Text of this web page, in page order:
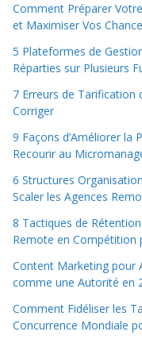
Comment Préparer
et Maximiser Vos
5 Plateformes de
Réparties sur Plusieurs
7 Erreurs de Tarification
Corriger
9 Façons d’Améliorer la
Recourir au
6 Structures
Scaler les Agences
8 Tactiques de
Remote en Compétition
Content Marketing pour
comme une Autorité en
Comment Fidéliser les
Concurrence Mondiale